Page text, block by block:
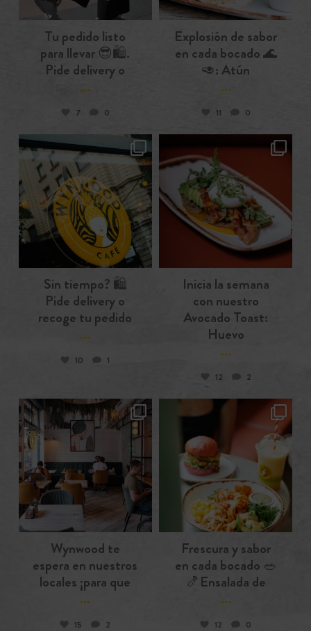
Tu pedido listo
para llevar 😎🛍️.
Pide delivery o
...
7 0
Explosión de sabor
en cada bocado 🌊
🥑: Atún
...
11 0
wynwoodcafebcn
Oct. 24
Sin tiempo? 🛍️
Pide delivery o
recoge tu pedido
...
10 1
wynwoodcafebcn
Inicia la semana
con nuestro
Avocado Toast:
Huevo
...
12 2
wynwoodcafebcn
Oct. 18
Wynwood te
espera en nuestros
locales ¡para que
...
15 2
wynwoodcafebcn
Frescura y sabor
en cada bocado 🥗
🍤Ensalada de
...
12 0